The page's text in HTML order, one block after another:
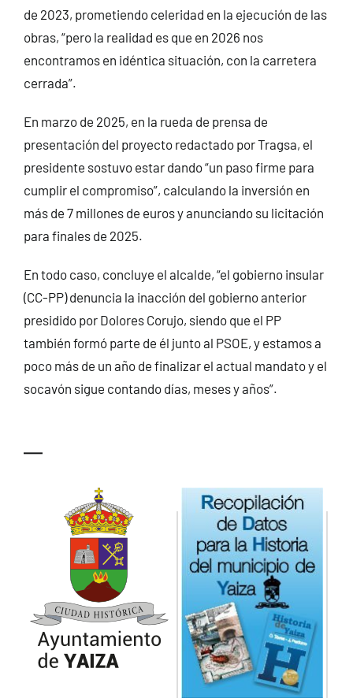
de 2023, prometiendo celeridad en la ejecución de las
obras, “pero la realidad es que en 2026 nos
encontramos en idéntica situación, con la carretera
cerrada”.
En marzo de 2025, en la rueda de prensa de
presentación del proyecto redactado por Tragsa, el
presidente sostuvo estar dando “un paso firme para
cumplir el compromiso”, calculando la inversión en
más de 7 millones de euros y anunciando su licitación
para finales de 2025.
En todo caso, concluye el alcalde, “el gobierno insular
(CC-PP) denuncia la inacción del gobierno anterior
presidido por Dolores Corujo, siendo que el PP
también formó parte de él junto al PSOE, y estamos a
poco más de un año de finalizar el actual mandato y el
socavón sigue contando días, meses y años”.
—